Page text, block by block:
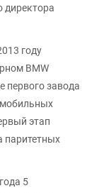
директора
году
BMW
первого завода
этап
паритетных
5